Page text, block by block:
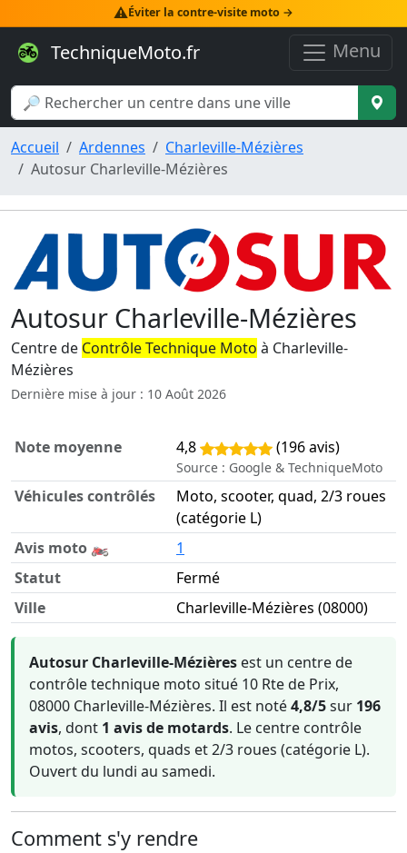
⚠️Éviter la contre-visite moto →
TechniqueMoto.fr Menu
Accueil Ardennes
Charleville-Mézières
Autosur Charleville-Mézières
Autosur Charleville-Mézières
Centre de Contrôle Technique Moto à Charleville-
Mézières
Dernière mise à jour : 10 Août 2026
Informations clés sur Autosur Charleville-Mézières
Note moyenne 4,8 (196 avis)
Source : Google & TechniqueMoto
Véhicules contrôlés
Moto, scooter, quad, 2/3 roues
(catégorie L)
Avis moto 🏍️
1
Statut
Fermé
Ville
Charleville-Mézières (08000)
Autosur Charleville-Mézières est un centre de
contrôle technique moto situé 10 Rte de Prix,
08000 Charleville-Mézières. Il est noté4,8/5sur 196
avis, dont 1 avis de motards. Le centre contrôle
motos, scooters, quads et 2/3 roues (catégorie L).
Ouvert du lundi au samedi.
Comment s'y rendre